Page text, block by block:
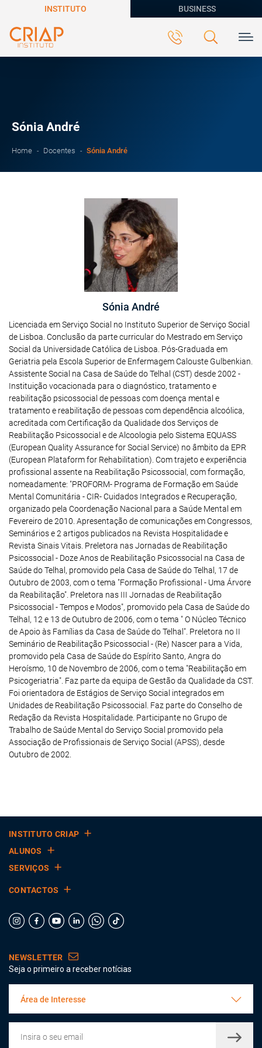
INSTITUTO BUSINESS
Sónia André
Home Docentes Sónia André
Sónia André
Licenciada em Serviço Social no Instituto Superior de Serviço Social
de Lisboa. Conclusão da parte curricular do Mestrado em Serviço
Social da Universidade Católica de Lisboa. Pós-Graduada em
Geriatria pela Escola Superior de Enfermagem Calouste Gulbenkian.
Assistente Social na Casa de Saúde do Telhal (CST) desde 2002 -
Instituição vocacionada para o diagnóstico, tratamento e
reabilitação psicossocial de pessoas com doença mental e
tratamento e reabilitação de pessoas com dependência alcoólica,
acreditada com Certificação da Qualidade dos Serviços de
Reabilitação Psicossocial e de Alcoologia pelo Sistema EQUASS
(European Quality Assurance for Social Service) no âmbito da EPR
(European Plataform for Rehabilitation). Com trajeto e experiência
profissional assente na Reabilitação Psicossocial, com formação,
nomeadamente: "PROFORM- Programa de Formação em Saúde
Mental Comunitária - CIR- Cuidados Integrados e Recuperação,
organizado pela Coordenação Nacional para a Saúde Mental em
Fevereiro de 2010. Apresentação de comunicações em Congressos,
Seminários e 2 artigos publicados na Revista Hospitalidade e
Revista Sinais Vitais. Preletora nas Jornadas de Reabilitação
Psicossocial - Doze Anos de Reabilitação Psicossocial na Casa de
Saúde do Telhal, promovido pela Casa de Saúde do Telhal, 17 de
Outubro de 2003, com o tema "Formação Profissional - Uma Árvore
da Reabilitação". Preletora nas III Jornadas de Reabilitação
Psicossocial - Tempos e Modos", promovido pela Casa de Saúde do
Telhal, 12 e 13 de Outubro de 2006, com o tema " O Núcleo Técnico
de Apoio às Famílias da Casa de Saúde do Telhal". Preletora no II
Seminário de Reabilitação Psicossocial - (Re) Nascer para a Vida,
promovido pela Casa de Saúde do Espírito Santo, Angra do
Heroísmo, 10 de Novembro de 2006, com o tema "Reabilitação em
Psicogeriatria". Faz parte da equipa de Gestão da Qualidade da CST.
Foi orientadora de Estágios de Serviço Social integrados em
Unidades de Reabilitação Psicossocial. Faz parte do Conselho de
Redação da Revista Hospitalidade. Participante no Grupo de
Trabalho de Saúde Mental do Serviço Social promovido pela
Associação de Profissionais de Serviço Social (APSS), desde
Outubro de 2002.
INSTITUTO CRIAP
ALUNOS
SERVIÇOS
CONTACTOS
NEWSLETTER
Seja o primeiro a receber notícias
Área de Interesse